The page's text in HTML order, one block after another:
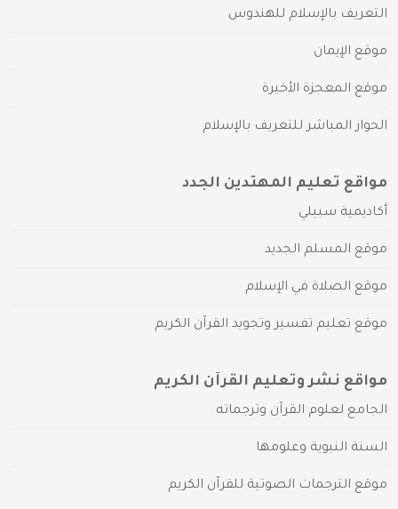
التعريف بالإسلام للهندوس
موقع الإيمان
موقع المعجزة الأخيرة
الحوار المباشر للتعريف بالإسلام
مواقع تعليم المهتدين الجدد
أكاديمية سبيلي
موقع المسلم الجديد
موقع الصلاة في الإسلام
موقع تعليم تفسير وتجويد القرآن الكريم
مواقع نشر وتعليم القرآن الكريم
الجامع لعلوم القرآن وترجماته
السنة النبوية وعلومها
موقع الترجمات الصوتية للقرآن الكريم